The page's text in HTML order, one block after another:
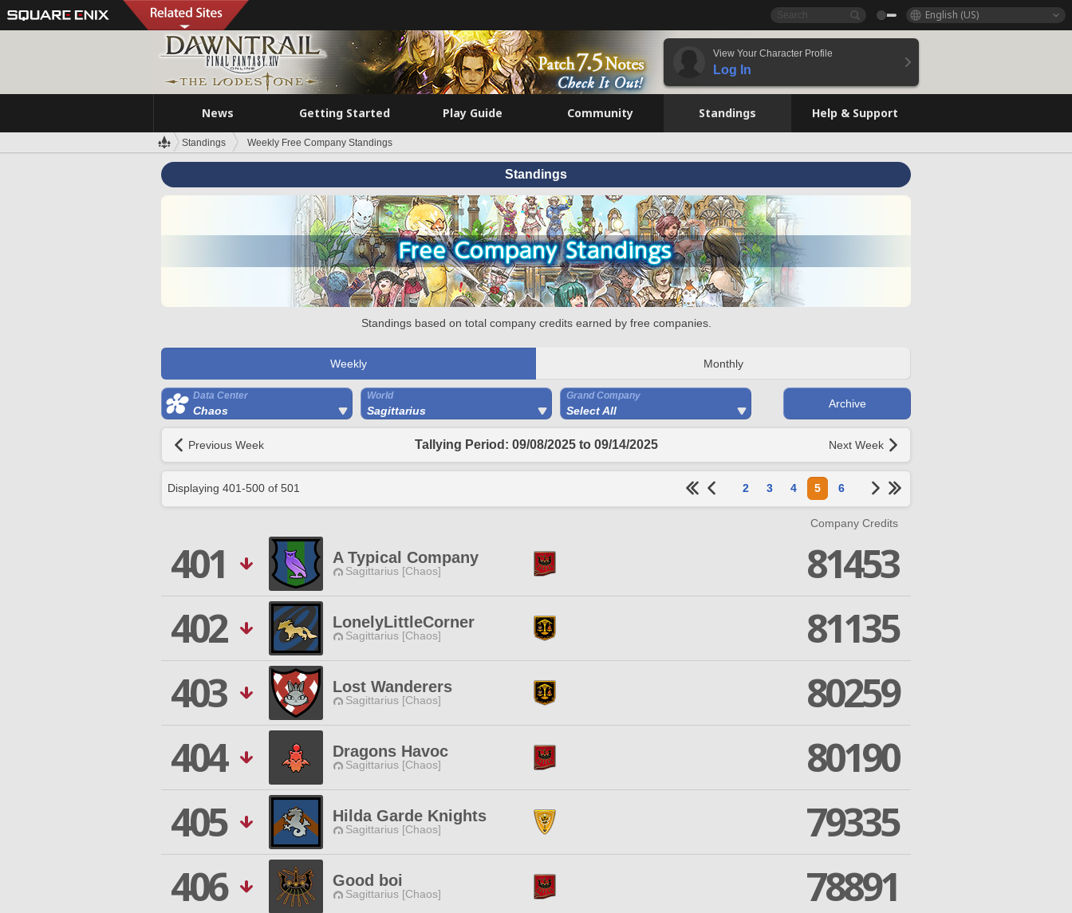
English (US)
View Your Character Profile
Log In
News Getting Started Play Guide Community Standings Help & Support
Standings Weekly Free Company Standings
Standings
Standings based on total company credits earned by free companies.
Weekly Monthly
Data Center
Chaos
World
Sagittarius
Grand Company
Select All
Archive
Previous Week Tallying Period: 09/08/2025 to 09/14/2025 Next Week
Displaying 401-500 of 501 2 3 4 5 6
Company Credits
401 A Typical Company
Sagittarius [Chaos]
81453
402
LonelyLittleCorner
Sagittarius [Chaos]
81135
403
Lost Wanderers
Sagittarius [Chaos]
80259
404
Dragons Havoc
Sagittarius [Chaos]
80190
405
Hilda Garde Knights
Sagittarius [Chaos]
79335
406
Good boi
Sagittarius [Chaos]
78891